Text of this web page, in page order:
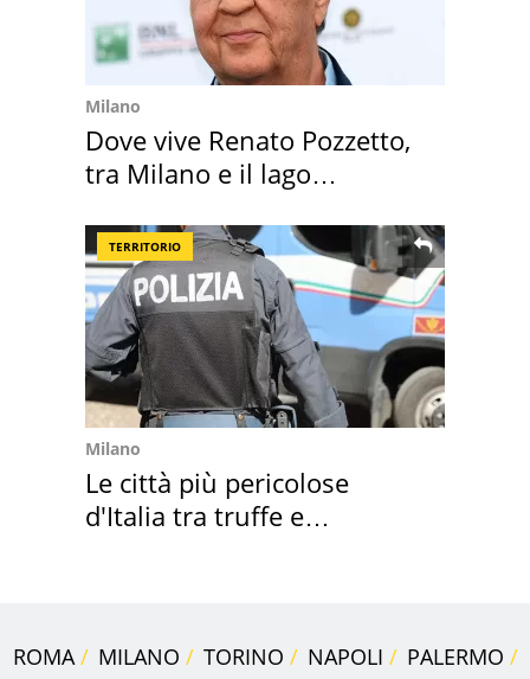
Milano
Dove vive Renato Pozzetto,
tra Milano e il lago
TERRITORIO
Milano
Le città più pericolose
d'Italia tra truffe e
ROMA MILANO TORINO NAPOLI
PALERMO